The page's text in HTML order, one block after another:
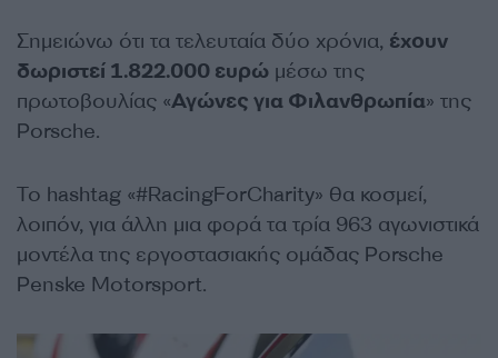
Σημειώνω ότι τα τελευταία δύο χρόνια, έχουν
δωριστεί 1.822.000 ευρώ μέσω της
πρωτοβουλίας «Αγώνες για Φιλανθρωπία» της
Porsche.
Το hashtag «#RacingForCharity» θα κοσμεί,
λοιπόν, για άλλη μια φορά τα τρία 963 αγωνιστικά
μοντέλα της εργοστασιακής ομάδας Porsche
Penske Motorsport.